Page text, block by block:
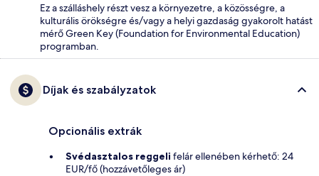
Ez a szálláshely részt vesz a környezetre, a közösségre, a
kulturális örökségre és/vagy a helyi gazdaság gyakorolt hatást
mérő Green Key (Foundation for Environmental Education)
programban.
Díjak és szabályzatok
Opcionális extrák
Svédasztalos reggeli felár ellenében kérhető: 24
EUR/fő (hozzávetőleges ár)